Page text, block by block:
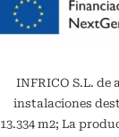
INFRICO S.L. de
instalaciones
13.334 m2; La